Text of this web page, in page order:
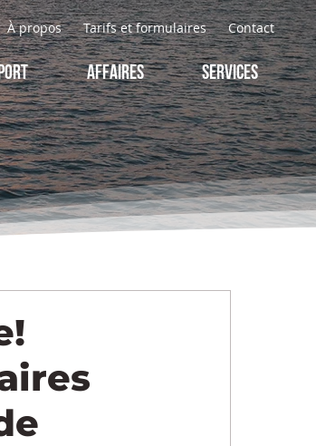
À propos Tarifs et formulaires Contact
AFFAIRES Services